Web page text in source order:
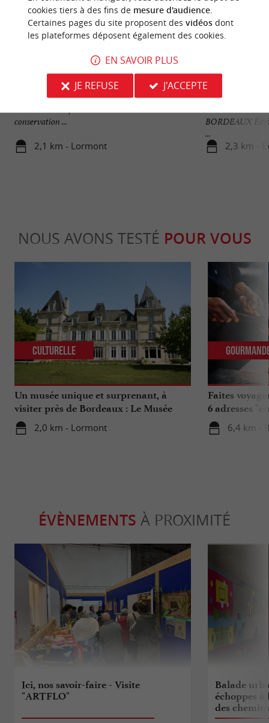
Musée National de l'Assurance Maladie
Le Musée National de l'Assurance Maladie situé à
conservation ...
2,1 km - Lormont
Bassins des
BASSINS DES
BORDEAUX
...
2,3 km -
NOUS AVONS TESTÉ POUR VOUS
Un musée unique et surprenant, à
visiter près de Bordeaux : Le Musée
National de l’Assurance Maladie
2,0 km - Lormont
Culturelle
Faites
6 adresses
6,4 km -
ÉVÈNEMENTS À PROXIMITÉ
Ici, nos savoir-faire - Visite
"ARTFLO"
Balade
échoppes à
des
cookies tiers à des fins de mesure d'audience.
Certaines pages du site proposent des vidéosdont
les plateformes déposent également des cookies.
EN SAVOIR PLUS
JE REFUSE
J'ACCEPTE